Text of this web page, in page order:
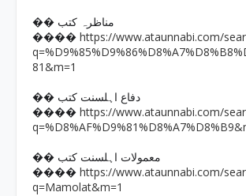
�� مناظرہ کتب
���� https://www.ataunnabi.com/
81&m=1
�� دفاع اہلسنت کتب
���� https://www.ataunnabi.com/
�� معمولات اہلسنت کتب
���� https://www.ataunnabi.com/
q=Mamolat&m=1